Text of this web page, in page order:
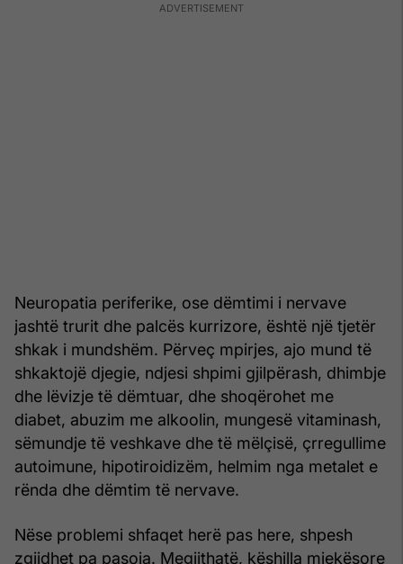
Neuropatia periferike, ose dëmtimi i nervave
jashtë trurit dhe palcës kurrizore, është një tjetër
shkak i mundshëm. Përveç mpirjes, ajo mund të
shkaktojë djegie, ndjesi shpimi gjilpërash, dhimbje
dhe lëvizje të dëmtuar, dhe shoqërohet me
diabet, abuzim me alkoolin, mungesë vitaminash,
sëmundje të veshkave dhe të mëlçisë, çrregullime
autoimune, hipotiroidizëm, helmim nga metalet e
rënda dhe dëmtim të nervave.
Nëse problemi shfaqet herë pas here, shpesh
zgjidhet pa pasoja. Megjithatë, këshilla mjekësore